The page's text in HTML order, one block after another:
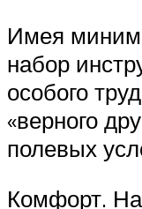
Имея
набор
особого
«верного
полевых
Комфорт.